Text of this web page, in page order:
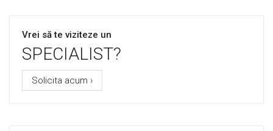
Vrei să te viziteze un
SPECIALIST?
Solicita acum ›